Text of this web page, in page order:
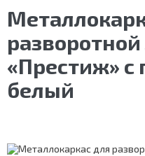
«Престиж»
белый